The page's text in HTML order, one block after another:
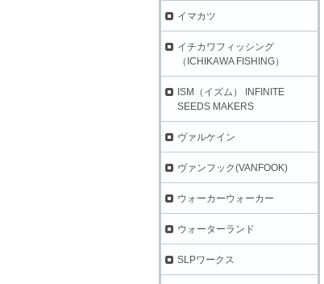
イマカツ
イチカワフィッシング
（ICHIKAWA FISHING）
ISM（イズム） INFINITE
SEEDS MAKERS
ヴァルケイン
ヴァンフック(VANFOOK)
ウォーカーウォーカー
ウォーターランド
SLPワークス